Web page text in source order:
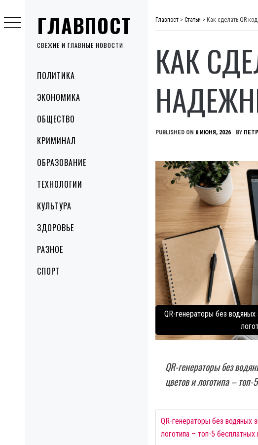
ГЛАВПОСТ
СВЕЖИЕ И ГЛАВНЫЕ НОВОСТИ
MenuПОЛИТИКА
ЭКОНОМИКА
ОБЩЕСТВО
КРИМИНАЛ
ОБРАЗОВАНИЕ
ТЕХНОЛОГИИ
КУЛЬТУРА
ЗДОРОВЬЕ
РАЗНОЕ
СПОРТ
to
content
Главпост > Статьи > Как сделать QR-
КАК
PUBLISHED ON 6 ИЮНЯ, 2026 BY
QR-генераторы без
QR-генераторы без
цветов и логотипа –
QR-генераторы без водяных
логотипа – топ-5 бесплатных